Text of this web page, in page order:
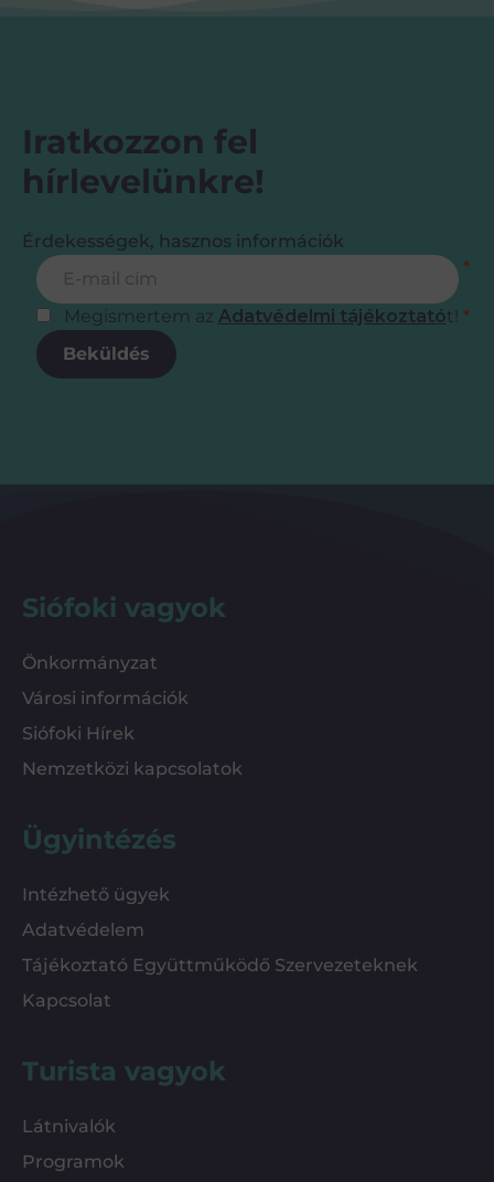
Iratkozzon fel
hírlevelünkre!
Érdekességek, hasznos információk
Feliratkozás
E-mail cím *
*
Megismertem az Adatvédelmi tájékoztatót!
Beküldés
Siófoki vagyok
Önkormányzat
Városi információk
Siófoki Hírek
Nemzetközi kapcsolatok
Ügyintézés
Intézhető ügyek
Adatvédelem
Tájékoztató Együttműködő Szervezeteknek
Kapcsolat
Turista vagyok
Látnivalók
Programok